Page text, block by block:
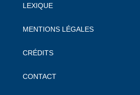
LEXIQUE
MENTIONS LÉGALES
CRÉDITS
CONTACT